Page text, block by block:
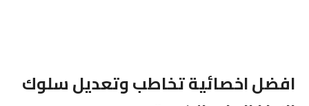
افضل اخصائية تخاطب وتعديل سلوك